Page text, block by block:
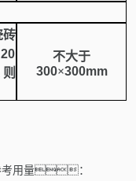
砖
20
则
不大于
300×300mm
考用量：